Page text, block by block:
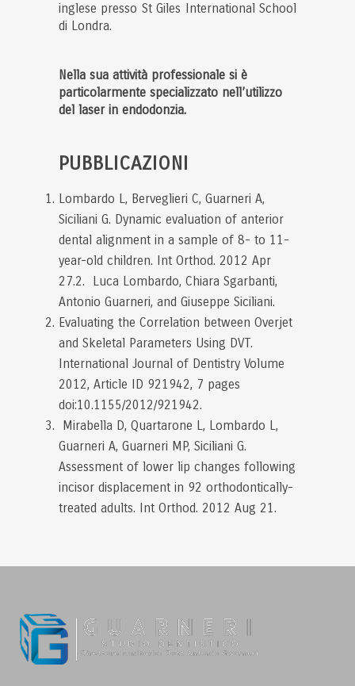
inglese presso St Giles International School
di Londra.
Nella sua attività professionale si è
particolarmente specializzato nell’utilizzo
del laser in endodonzia.
PUBBLICAZIONI
Lombardo L, Berveglieri C, Guarneri A,
Siciliani G. Dynamic evaluation of anterior
dental alignment in a sample of 8- to 11-
year-old children. Int Orthod. 2012 Apr
27.2. Luca Lombardo, Chiara Sgarbanti,
Antonio Guarneri, and Giuseppe Siciliani.
Evaluating the Correlation between Overjet
and Skeletal Parameters Using DVT.
International Journal of Dentistry Volume
2012, Article ID 921942, 7 pages
doi:10.1155/2012/921942.
Mirabella D, Quartarone L, Lombardo L,
Guarneri A, Guarneri MP, Siciliani G.
Assessment of lower lip changes following
incisor displacement in 92 orthodontically-
treated adults. Int Orthod. 2012 Aug 21.